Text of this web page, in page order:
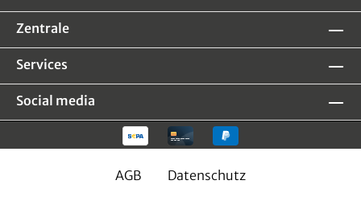
Zentrale
Services
Social media
AGB Datenschutz